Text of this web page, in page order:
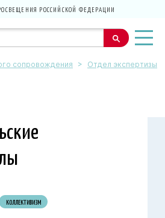
РОССИЙСКОЙ ФЕДЕРАЦИИ
сопровождения >
Отдел экспертизы
КОЛЛЕКТИВИЗМ